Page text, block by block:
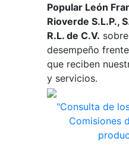
Popular León
Rioverde S.L.P.,
R.L. de C.V.
desempeño
que reciben
y servicios.
"Consulta de
Comisiones